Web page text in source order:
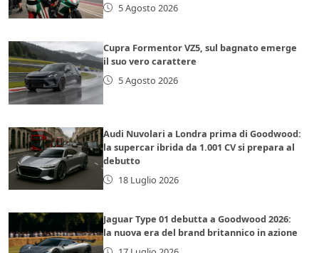
5 Agosto 2026
Cupra Formentor VZ5, sul bagnato emerge
il suo vero carattere
5 Agosto 2026
Audi Nuvolari a Londra prima di Goodwood:
la supercar ibrida da 1.001 CV si prepara al
debutto
18 Luglio 2026
Jaguar Type 01 debutta a Goodwood 2026:
la nuova era del brand britannico in azione